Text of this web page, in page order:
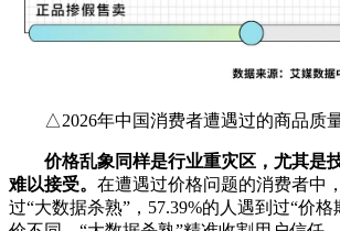
△2026年中国消费者遭遇过的商品质
价格乱象同样是行业重灾区，尤其是
难以接受。 在遭遇过价格问题的消费者中
过“大数据杀熟”，57.39%的人遇到过“价